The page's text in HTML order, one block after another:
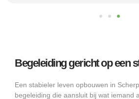
Begeleiding gericht op een
Een stabieler leven opbouwen in
begeleiding die aansluit bij wat iemand